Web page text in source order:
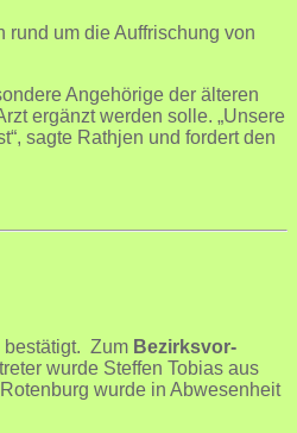
um die Auffrischung von
Angehörige der älteren
ergänzt werden solle. „Unsere
sagte Rathjen und fordert den
bestätigt. Zum Bezirksvor-
wurde Steffen Tobias aus
wurde in Abwesenheit